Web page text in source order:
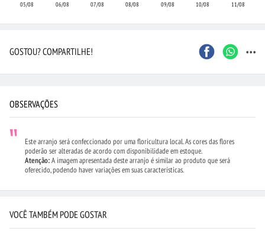
05/08 06/08 07/08 08/08 09/08 10/08 11/08
GOSTOU? COMPARTILHE! ...
OBSERVAÇÕES
Este arranjo será confeccionado por uma floricultura local. As cores das flores
poderão ser alteradas de acordo com disponibilidade em estoque.
Atenção:A imagem apresentada deste arranjo é similar ao produto que será
oferecido, podendo haver variações em suas características.
VOCÊ TAMBÉM PODE GOSTAR